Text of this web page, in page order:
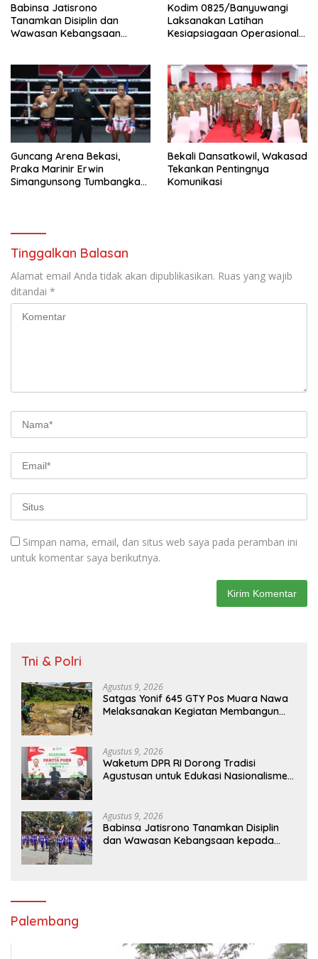
Babinsa Jatisrono
Tanamkan Disiplin dan
Wawasan Kebangsaan
Kodim 0825/Banyuwangi
Laksanakan Latihan
Kesiapsiagaan Operasional
Guncang Arena Bekasi,
Praka Marinir Erwin
Simangunsong Tumbangkan
Bekali Dansatkowil, Wakasad
Tekankan Pentingnya
Komunikasi
Tinggalkan Balasan
Alamat email Anda tidak akan dipublikasikan. Ruas yang wajib
ditandai *
Simpan nama, email, dan situs web saya pada peramban ini
untuk komentar saya berikutnya.
Tni & Polri
Agustus 9, 2026
Satgas Yonif 645 GTY Pos Muara Nawa
Melaksanakan Kegiatan Membangun
Agustus 9, 2026
Waketum DPR RI Dorong Tradisi
Agustusan untuk Edukasi Nasionalisme
Agustus 9, 2026
Babinsa Jatisrono Tanamkan Disiplin
dan Wawasan Kebangsaan kepada
Palembang